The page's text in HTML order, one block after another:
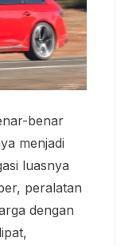
benar
menjadi
luasnya
peralatan
dengan